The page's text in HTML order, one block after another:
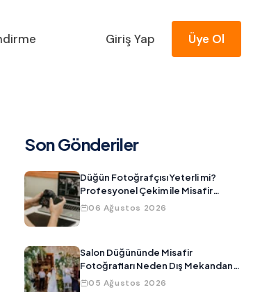
Giriş Yap Üye Ol
Son Gönderiler
Düğün Fotoğrafçısı Yeterli mi?
Profesyonel Çekim ile Misafir
Fotoğraflarını Birleştirmenin Yolu
06 Ağustos 2026
Salon Düğününde Misafir
Fotoğrafları Neden Dış Mekandan
Daha Kötü Çıkar?
05 Ağustos 2026